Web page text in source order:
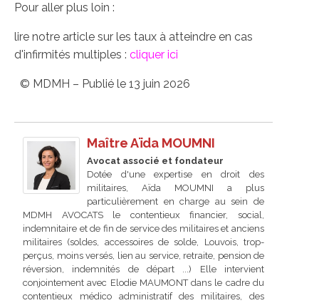
Pour aller plus loin :
lire notre article sur les taux à atteindre en cas
d'infirmités multiples : cliquer ici
© MDMH – Publié le 13 juin 2026
Maître Aïda MOUMNI
Avocat associé et fondateur
Dotée d'une expertise en droit des
militaires, Aïda MOUMNI a plus
particulièrement en charge au sein de
MDMH AVOCATS le contentieux financier, social,
indemnitaire et de fin de service des militaires et anciens
militaires (soldes, accessoires de solde, Louvois, trop-
perçus, moins versés, lien au service, retraite, pension de
réversion, indemnités de départ ...) Elle intervient
conjointement avec Elodie MAUMONT dans le cadre du
contentieux médico administratif des militaires, des